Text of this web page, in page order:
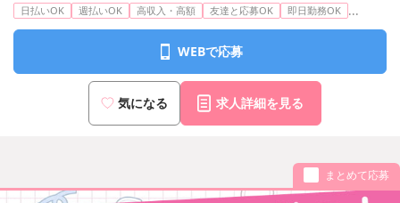
日払いOK 週払いOK 高収入・高額 友達と応募OK 即日勤務OK ...
WEBで応募
気になる 求人詳細を見る
まとめて応募